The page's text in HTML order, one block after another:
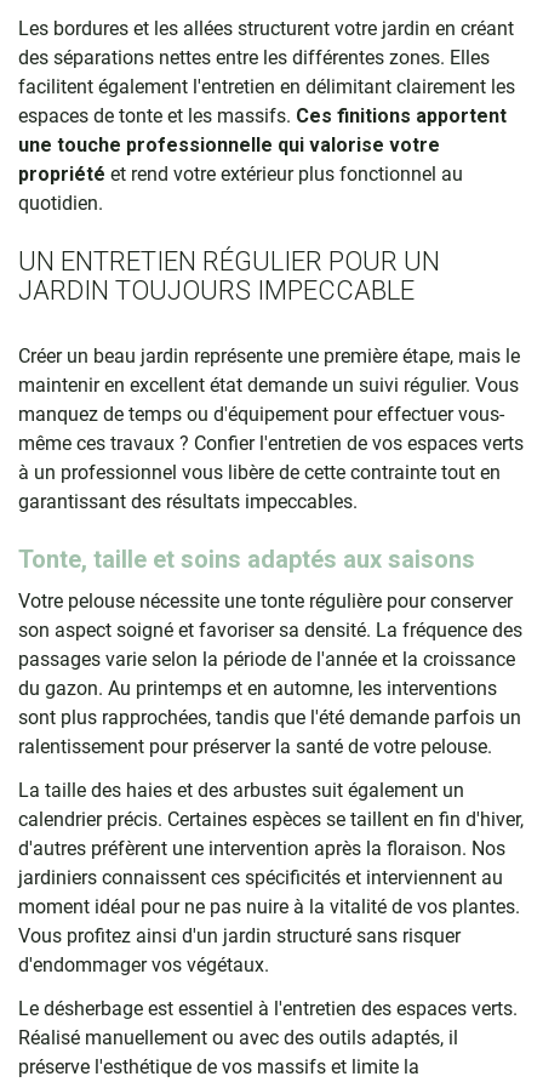
Les bordures et les allées structurent votre jardin en créant
des séparations nettes entre les différentes zones. Elles
facilitent également l'entretien en délimitant clairement les
espaces de tonte et les massifs. Ces finitions apportent
une touche professionnelle qui valorise votre
propriété et rend votre extérieur plus fonctionnel au
quotidien.
UN ENTRETIEN RÉGULIER POUR UN
JARDIN TOUJOURS IMPECCABLE
Créer un beau jardin représente une première étape, mais le
maintenir en excellent état demande un suivi régulier. Vous
manquez de temps ou d'équipement pour effectuer vous-
même ces travaux ? Confier l'entretien de vos espaces verts
à un professionnel vous libère de cette contrainte tout en
garantissant des résultats impeccables.
Tonte, taille et soins adaptés aux saisons
Votre pelouse nécessite une tonte régulière pour conserver
son aspect soigné et favoriser sa densité. La fréquence des
passages varie selon la période de l'année et la croissance
du gazon. Au printemps et en automne, les interventions
sont plus rapprochées, tandis que l'été demande parfois un
ralentissement pour préserver la santé de votre pelouse.
La taille des haies et des arbustes suit également un
calendrier précis. Certaines espèces se taillent en fin d'hiver,
d'autres préfèrent une intervention après la floraison. Nos
jardiniers connaissent ces spécificités et interviennent au
moment idéal pour ne pas nuire à la vitalité de vos plantes.
Vous profitez ainsi d'un jardin structuré sans risquer
d'endommager vos végétaux.
Le désherbage est essentiel à l'entretien des espaces verts.
Réalisé manuellement ou avec des outils adaptés, il
préserve l'esthétique de vos massifs et limite la